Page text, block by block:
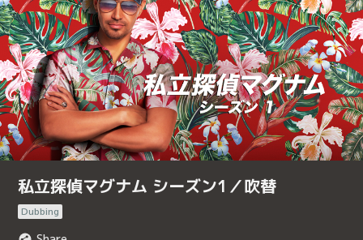
私立探偵マグナム シーズン1／吹替
Dubbing